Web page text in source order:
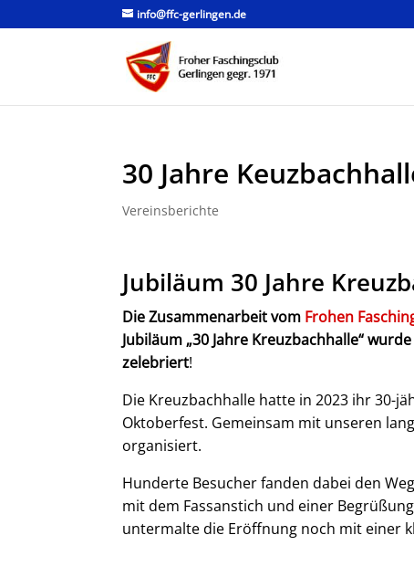
info@ffc-gerlingen.de
30 Jahre
Vereinsberichte
Jubiläum 30 Jahre
Die Zusammenarbeit vom Frohen
Jubiläum „30 Jahre Kreuzbachhalle“
zelebriert!
Die Kreuzbachhalle hatte in 2023 ihr 30-
Oktoberfest. Gemeinsam mit unseren
organisiert.
Hunderte Besucher fanden dabei den
mit dem Fassanstich und einer
untermalte die Eröffnung noch mit einer